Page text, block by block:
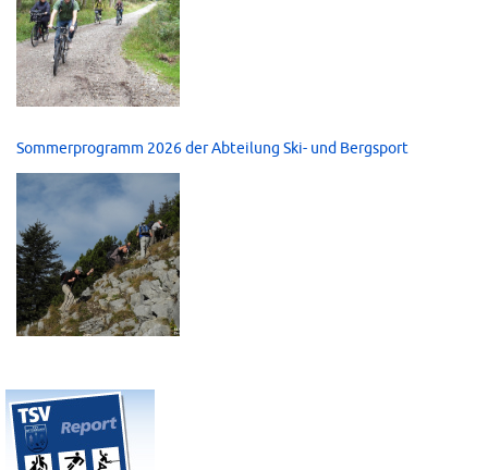
Sommerprogramm 2026 der Abteilung Ski- und Bergsport